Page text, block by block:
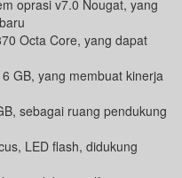
oprasi v7.0 Nougat, yang
Octa Core, yang dapat
GB, yang membuat kinerja
sebagai ruang pendukung
LED flash, didukung